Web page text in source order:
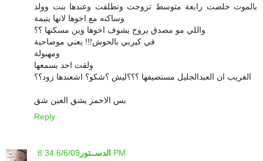
بالموت خلصت رابعة متوسط تزوجت وتطلقت وعندها بنت وولد
وساكنه مع اخوها لانها يتيمة
واللي مو مصدق يروح يشوف اخوها وين مسكنها ؟؟
في كيربي بالحوش!!! يعني موصاحية
ومهبولة
ولقت احد يسمعها
الغريب ان العبدالجليل مستضيفها ؟؟؟ليش ؟شكو؟ اشعندها زود؟؟
بس الاحمر يشق العين شق
Reply
الدســتور 6/6/09 8:34 PM